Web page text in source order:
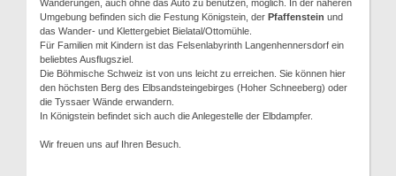
Wanderungen, auch ohne das Auto zu benutzen, möglich. In der näheren
Umgebung befinden sich die Festung Königstein, der Pfaffenstein und
das Wander- und Klettergebiet Bielatal/Ottomühle.
Für Familien mit Kindern ist das Felsenlabyrinth Langenhennersdorf ein
beliebtes Ausflugsziel.
Die Böhmische Schweiz ist von uns leicht zu erreichen. Sie können hier
den höchsten Berg des Elbsandsteingebirges (Hoher Schneeberg) oder
die Tyssaer Wände erwandern.
In Königstein befindet sich auch die Anlegestelle der Elbdampfer.
Wir freuen uns auf Ihren Besuch.